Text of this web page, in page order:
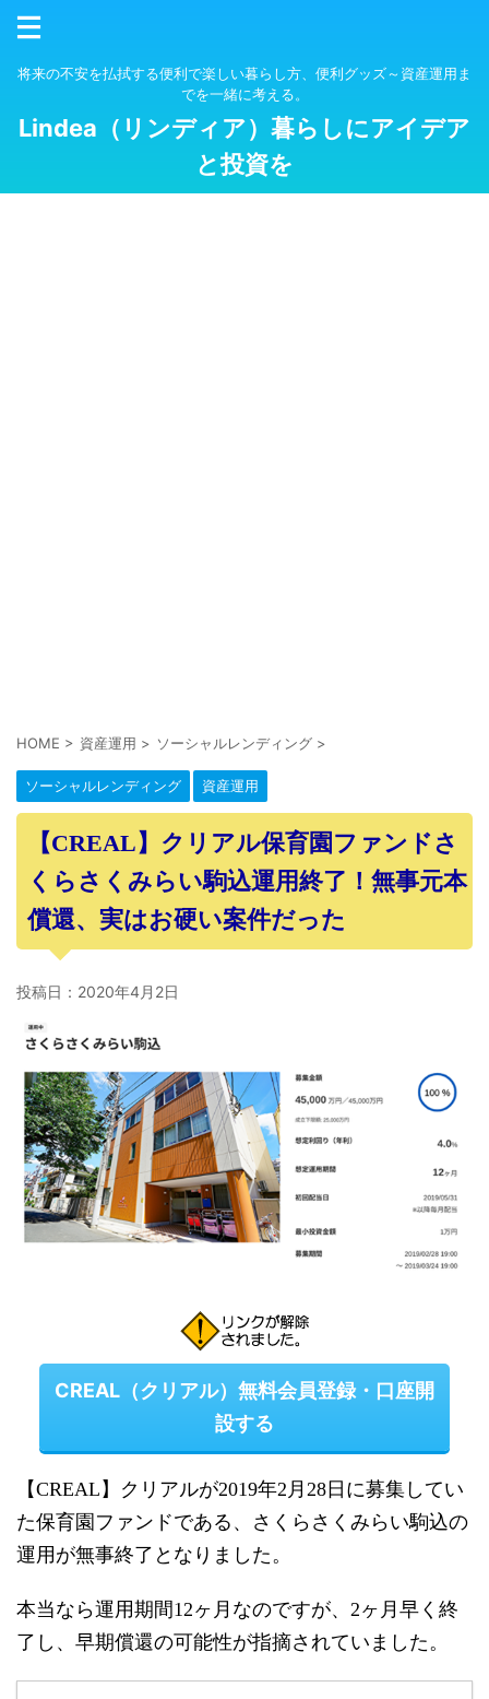
将来の不安を払拭する便利で楽しい暮らし方、便利グッズ～資産運用ま
でを一緒に考える。
Lindea（リンディア）暮らしにアイデア
と投資を
HOME > 資産運用 > ソーシャルレンディング >
ソーシャルレンディング 資産運用
【CREAL】クリアル保育園ファンドさ
くらさくみらい駒込運用終了！無事元本
償還、実はお硬い案件だった
投稿日： 2020年4月2日
CREAL（クリアル）無料会員登録・口座開
設する
【CREAL】クリアルが2019年2月28日に募集してい
た保育園ファンドである、さくらさくみらい駒込の
運用が無事終了となりました。
本当なら運用期間12ヶ月なのですが、2ヶ月早く終
了し、早期償還の可能性が指摘されていました。